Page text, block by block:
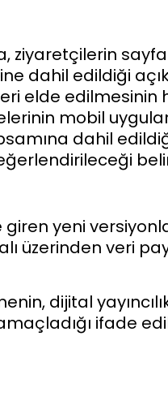
ziyaretçilerin
dahil edildiği
elde
mobil
dahil
giren yeni
üzerinden veri
dijital
ifade